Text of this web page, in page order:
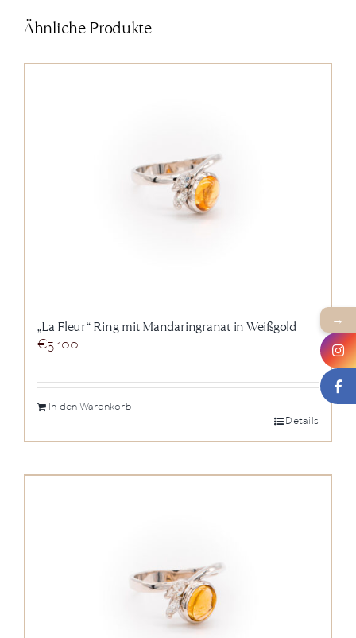
Ähnliche Produkte
„La Fleur“ Ring mit Mandaringranat in Weißgold
€3.100
In den Warenkorb
Details
→